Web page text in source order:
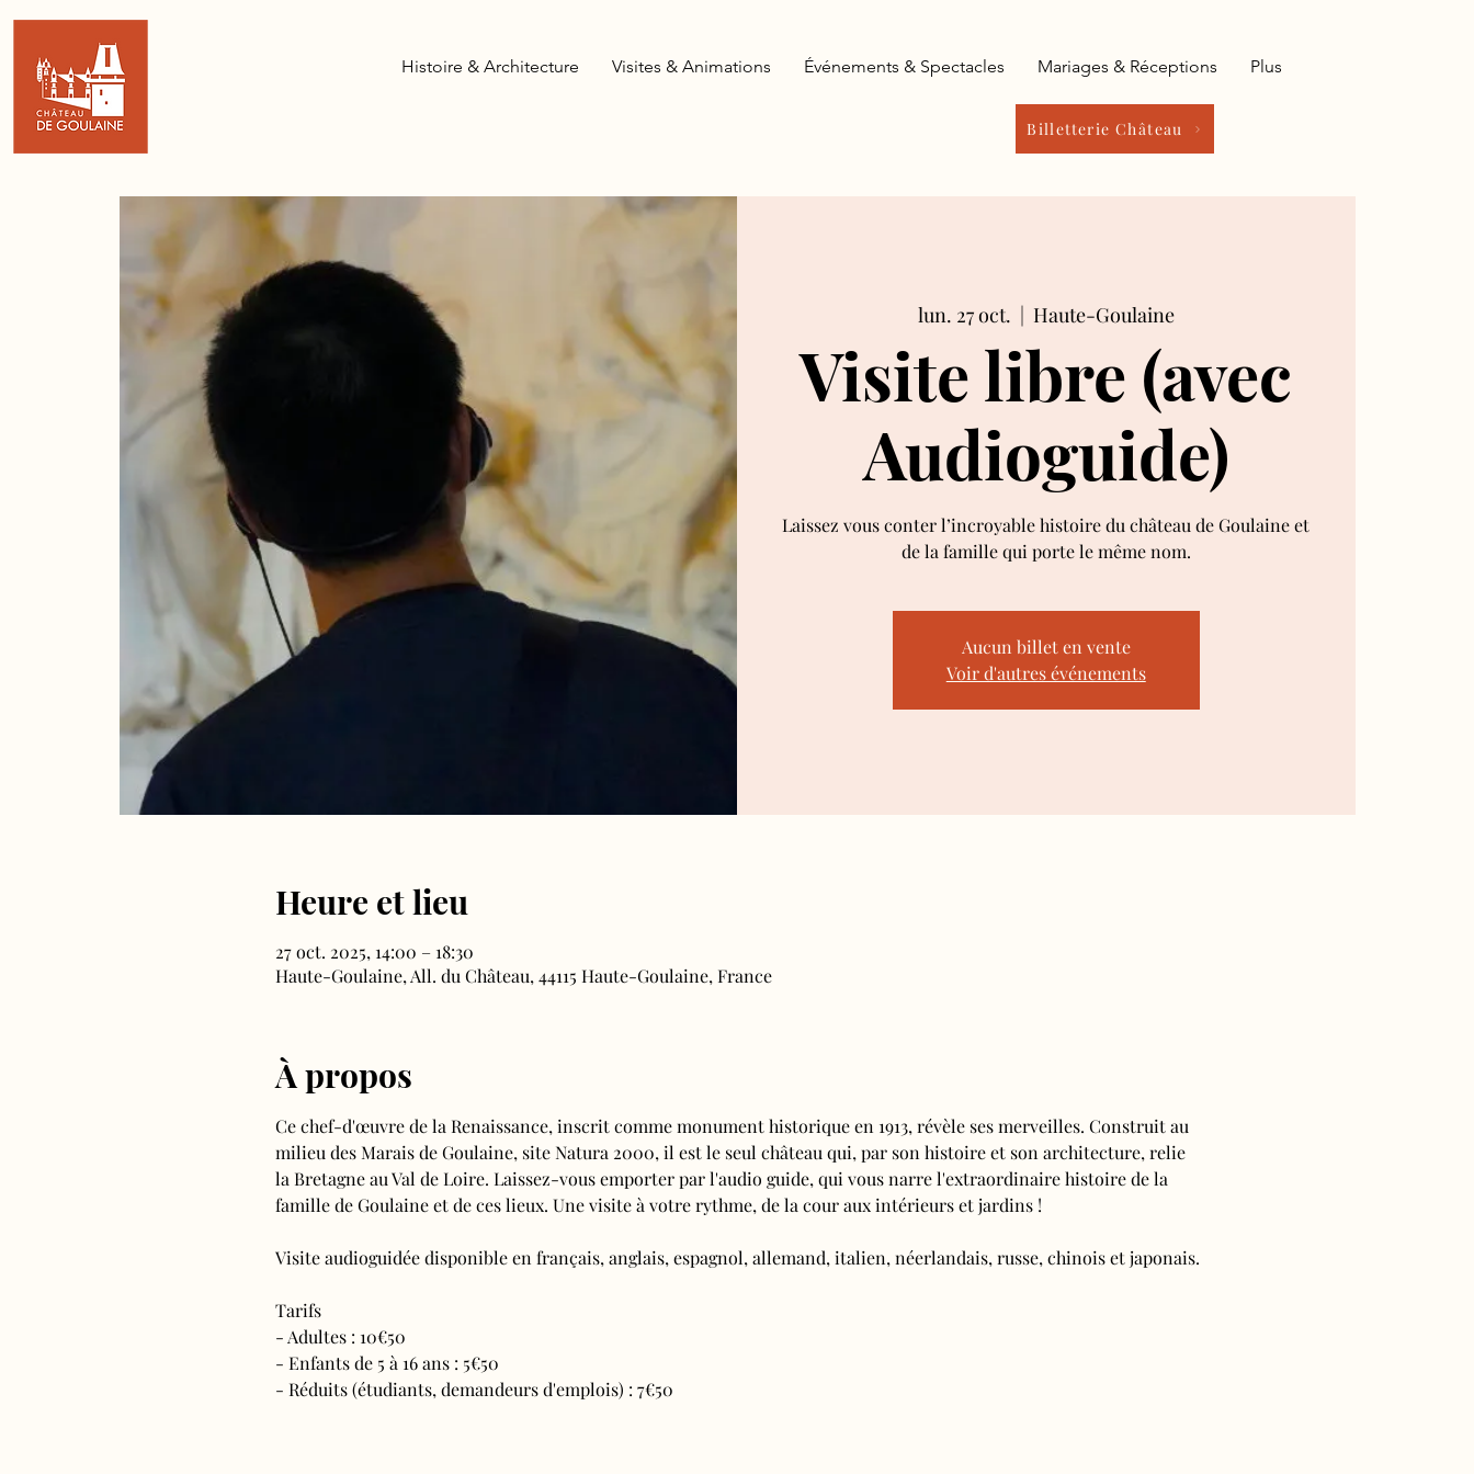
Billetterie Château
Histoire & Architecture Visites & Animations Événements & Spectacles Mariages & Réceptions Plus
lun. 27 oct.
  |
Haute-Goulaine
Visite libre (avec
Audioguide)
Laissez vous conter l’incroyable histoire du château de Goulaine et
de la famille qui porte le même nom.
Aucun billet en vente
Voir d'autres événements
Heure et lieu
27 oct. 2025, 14:00 – 18:30
Haute-Goulaine, All. du Château, 44115 Haute-Goulaine, France
À propos
Ce chef-d'œuvre de la Renaissance, inscrit comme monument historique en 1913, révèle ses merveilles. Construit au
milieu des Marais de Goulaine, site Natura 2000, il est le seul château qui, par son histoire et son architecture, relie
la Bretagne au Val de Loire. Laissez-vous emporter par l'audio guide, qui vous narre l'extraordinaire histoire de la
famille de Goulaine et de ces lieux. Une visite à votre rythme, de la cour aux intérieurs et jardins !
Visite audioguidée disponible en français, anglais, espagnol, allemand, italien, néerlandais, russe, chinois et japonais.
Tarifs
- Adultes : 10€50
- Enfants de 5 à 16 ans : 5€50
- Réduits (étudiants, demandeurs d'emplois) : 7€50